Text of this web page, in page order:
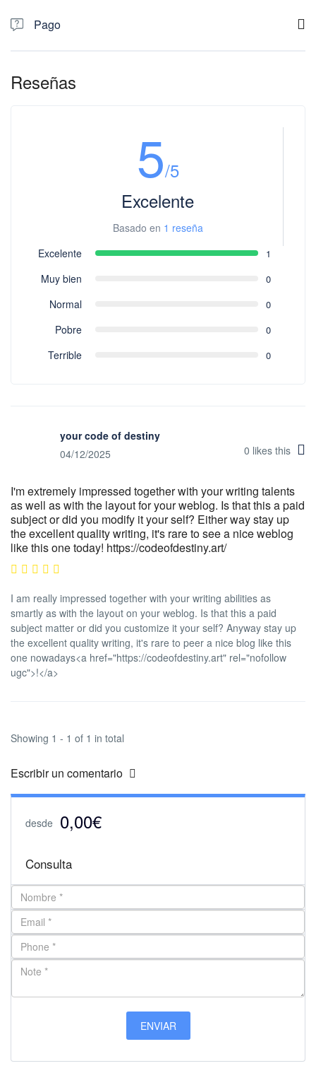
Pago
aceptan billetes de 200€ y superior.
Reseñas
5/5
Excelente
Basado en 1 reseña
Excelente
1
Muy bien 0
Normal 0
Pobre 0
Terrible 0
your code of destiny
04/12/2025
0 likes this
I'm extremely impressed together with your writing talents
as well as with the layout for your weblog. Is that this a paid
subject or did you modify it your self? Either way stay up
the excellent quality writing, it's rare to see a nice weblog
like this one today! https://codeofdestiny.art/
I am really impressed together with your writing abilities as
smartly as with the layout on your weblog. Is that this a paid
subject matter or did you customize it your self? Anyway stay up
the excellent quality writing, it's rare to peer a nice blog like this
one nowadays<a href="https://codeofdestiny.art" rel="nofollow
ugc">!</a>
Showing 1 - 1 of 1 in total
Escribir un comentario
desde 0,00€
Consulta